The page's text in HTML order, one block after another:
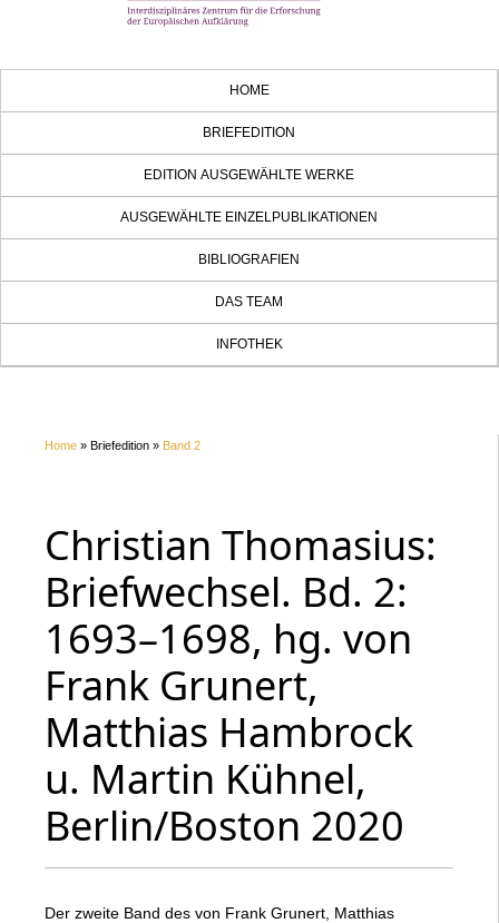
HOME
BRIEFEDITION
EDITION AUSGEWÄHLTE WERKE
AUSGEWÄHLTE EINZELPUBLIKATIONEN
BIBLIOGRAFIEN
DAS TEAM
INFOTHEK
Home » Briefedition » Band 2
Christian Thomasius:
Briefwechsel. Bd. 2:
1693–1698, hg. von
Frank Grunert,
Matthias Hambrock
u. Martin Kühnel,
Berlin/Boston 2020
Der zweite Band des von Frank Grunert, Matthias